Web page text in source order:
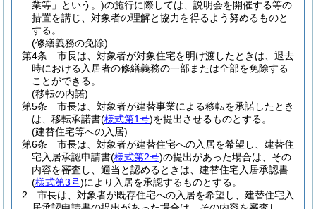
業等」という。)の施行に際しては、説明会を開催する等の
措置を講じ、対象者の理解と協力を得るよう努めるものと
する。
(修繕義務の免除)
第4条
市長は、対象者が対象住宅を明け渡したときは、退去
時における入居者の修繕義務の一部または全部を免除する
ことができる。
(移転の内諾)
第5条
市長は、対象者が建替事業による移転を承諾したとき
は、移転承諾書(様式第1号)を提出させるものとする。
(建替住宅等への入居)
第6条
市長は、対象者が建替住宅への入居を希望し、建替住
宅入居承認申請書(様式第2号)の提出があった場合は、その
内容を審査し、適当と認めるときは、建替住宅入居承認書
(様式第3号)により入居を承認するものとする。
2
市長は、対象者が既存住宅への入居を希望し、建替住宅入